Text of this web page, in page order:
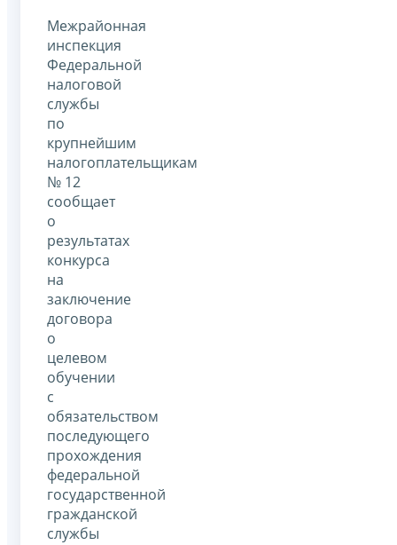
Межрайонная
инспекция
Федеральной
налоговой
службы
по
крупнейшим
налогоплательщикам
№ 12
сообщает
о
результатах
конкурса
на
заключение
договора
о
целевом
обучении
с
обязательством
последующего
прохождения
федеральной
государственной
гражданской
службы